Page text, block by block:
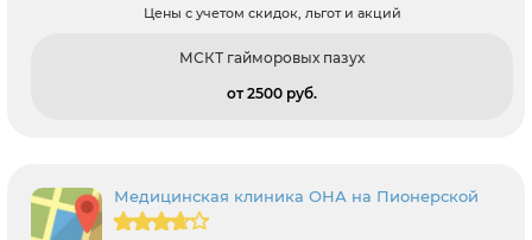
Цены с учетом скидок, льгот и акций
МСКТ гайморовых пазух
от 2500 pуб.
Медицинская клиника ОНА на Пионерской